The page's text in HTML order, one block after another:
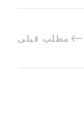
مطلب قبلی